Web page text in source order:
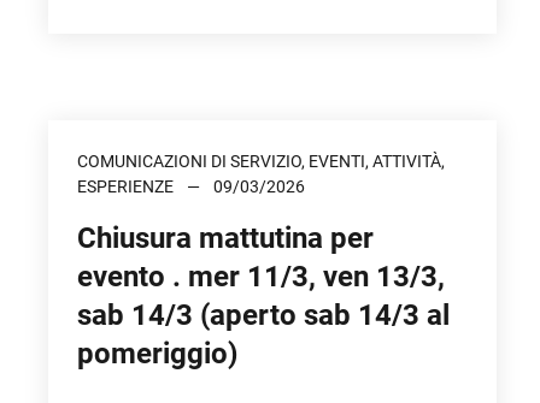
COMUNICAZIONI DI SERVIZIO, EVENTI, ATTIVITÀ,
ESPERIENZE
09/03/2026
Chiusura mattutina per
evento . mer 11/3, ven 13/3,
sab 14/3 (aperto sab 14/3 al
pomeriggio)